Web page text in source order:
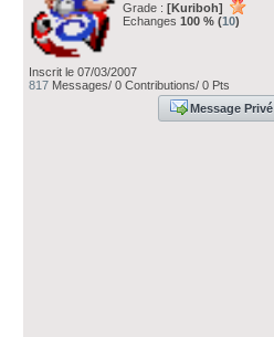
Grade : [Kuriboh]
Echanges 100 % (10)
Inscrit le 07/03/2007
817 Messages/ 0 Contributions/ 0 Pts
Message Privé